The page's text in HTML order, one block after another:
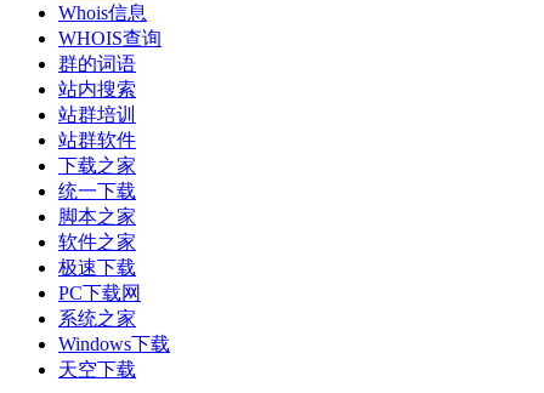
Whois信息
WHOIS查询
群的词语
站内搜索
站群培训
站群软件
下载之家
统一下载
脚本之家
软件之家
极速下载
PC下载网
系统之家
Windows下载
天空下载